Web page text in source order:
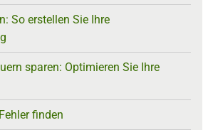
So erstellen Sie Ihre
sparen: Optimieren Sie Ihre
finden